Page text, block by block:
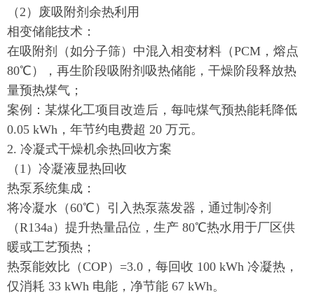
（2）废吸附剂余热利用
相变储能技术：
在吸附剂（如分子筛）中混入相变材料（PCM，熔点
80℃），再生阶段吸附剂吸热储能，干燥阶段释放热
量预热煤气；
案例：某煤化工项目改造后，每吨煤气预热能耗降低
0.05 kWh，年节约电费超 20 万元。
2. 冷凝式干燥机余热回收方案
（1）冷凝液显热回收
热泵系统集成：
将冷凝水（60℃）引入热泵蒸发器，通过制冷剂
（R134a）提升热量品位，生产 80℃热水用于厂区供
暖或工艺预热；
热泵能效比（COP）=3.0，每回收 100 kWh 冷凝热，
仅消耗 33 kWh 电能，净节能 67 kWh。